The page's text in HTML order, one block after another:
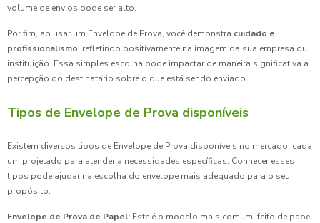
volume de envios pode ser alto.
Por fim, ao usar um Envelope de Prova, você demonstra cuidado e
profissionalismo, refletindo positivamente na imagem da sua empresa ou
instituição. Essa simples escolha pode impactar de maneira significativa a
percepção do destinatário sobre o que está sendo enviado.
Tipos de Envelope de Prova disponíveis
Existem diversos tipos de Envelope de Prova disponíveis no mercado, cada
um projetado para atender a necessidades específicas. Conhecer esses
tipos pode ajudar na escolha do envelope mais adequado para o seu
propósito.
Envelope de Prova de Papel: Este é o modelo mais comum, feito de papel